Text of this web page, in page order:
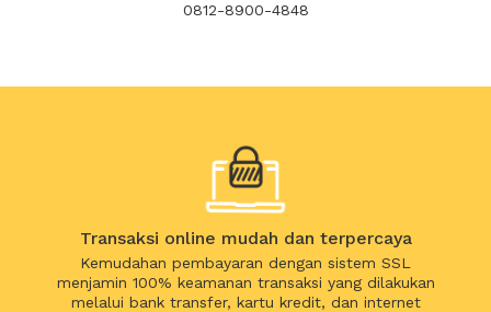
0812-8900-4848
Transaksi online mudah dan terpercaya
Kemudahan pembayaran dengan sistem SSL
menjamin 100% keamanan transaksi yang dilakukan
melalui bank transfer, kartu kredit, dan internet